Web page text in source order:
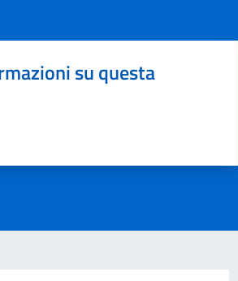
su questa